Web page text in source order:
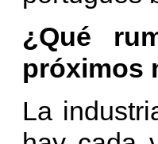
¿Qué
próximos
La